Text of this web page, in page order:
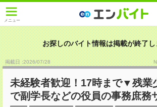
メニュー
お探しのバイト情報は掲載が終了し
掲載日 :2026/07/28
未経験者歓迎！17時まで▼残業
で副学長などの役員の事務庶務